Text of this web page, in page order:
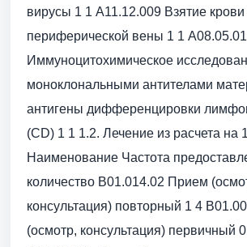
вирусы 1 1 A11.12.009 Взятие крови
периферической вены 1 1
Иммуноцитохимическое
моноклональными антителами
антигены дифференцировки
(CD) 1 1 1.2. Лечение из расчета на
Наименование Частота
количество B01.014.02 Прием
консультация) повторный 1 4
(осмотр, консультация) первичный